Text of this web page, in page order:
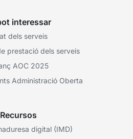
interessar
dels serveis
prestació dels serveis
AOC 2025
Administració Oberta
Recursos
digital (IMD)